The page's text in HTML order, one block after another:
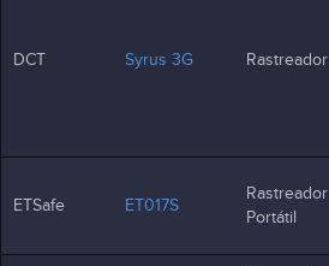
DCT Syrus 3G Rastreador
ETSafe ET017S
Rastreador
Portátil